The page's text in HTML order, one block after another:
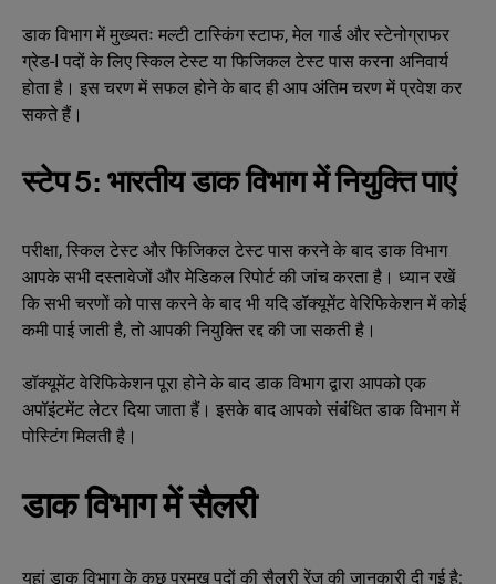
डाक विभाग में मुख्यतः मल्टी टास्किंग स्टाफ, मेल गार्ड और स्टेनोग्राफर
ग्रेड-I पदों के लिए स्किल टेस्ट या फिजिकल टेस्ट पास करना अनिवार्य
होता है। इस चरण में सफल होने के बाद ही आप अंतिम चरण में प्रवेश कर
सकते हैं।
स्टेप 5: भारतीय डाक विभाग में नियुक्ति पाएं
परीक्षा, स्किल टेस्ट और फिजिकल टेस्ट पास करने के बाद डाक विभाग
आपके सभी दस्तावेजों और मेडिकल रिपोर्ट की जांच करता है। ध्यान रखें
कि सभी चरणों को पास करने के बाद भी यदि डॉक्यूमेंट वेरिफिकेशन में कोई
कमी पाई जाती है, तो आपकी नियुक्ति रद्द की जा सकती है।
डॉक्यूमेंट वेरिफिकेशन पूरा होने के बाद डाक विभाग द्वारा आपको एक
अपॉइंटमेंट लेटर दिया जाता हैं। इसके बाद आपको संबंधित डाक विभाग में
पोस्टिंग मिलती है।
डाक विभाग में सैलरी
यहां डाक विभाग के कुछ प्रमुख पदों की सैलरी रेंज की जानकारी दी गई है: